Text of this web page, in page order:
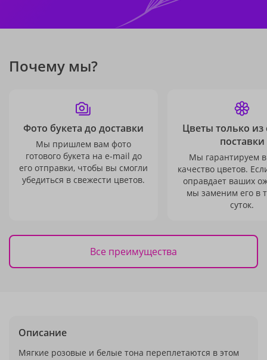
Почему мы?
Фото букета до доставки
Мы пришлем вам фото
готового букета на e-mail до
его отправки, чтобы вы смогли
убедиться в свежести цветов.
Цветы только из
поставки
Мы гарантируем
качество цветов.
оправдает ваших
мы заменим его в
суток.
Все преимущества
Описание
Мягкие розовые и белые тона переплетаются в этом